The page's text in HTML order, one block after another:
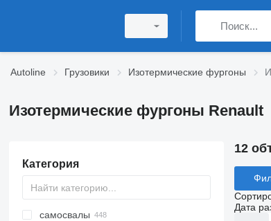
Autoline Грузовики Изотермические фургоны
Изотермические фургоны Renault
Категория
самосвалы
12
Дата